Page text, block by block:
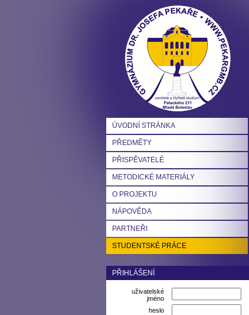
ÚVODNÍ STRÁNKA
PŘEDMĚTY
PŘISPĚVATELÉ
METODICKÉ MATERIÁLY
O PROJEKTU
NÁPOVĚDA
PARTNEŘI
STUDENTSKÉ PRÁCE
PŘIHLÁŠENÍ
uživatelské
jméno
heslo